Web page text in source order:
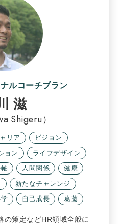
ルコーチプラン
滋
Shigeru）
リア
ビジョン
ョン
ライフデザイン
人間関係
健康
新たなチャレンジ
自己成長 葛藤
の策定などHR領域全般に